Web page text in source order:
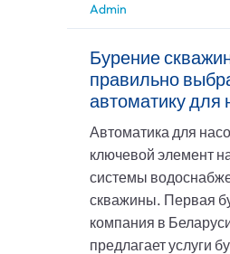
Admin
Бурение
правильно
автоматику для
Автоматика для
ключевой элемент
системы
скважины. Первая
компания в
предлагает услуги